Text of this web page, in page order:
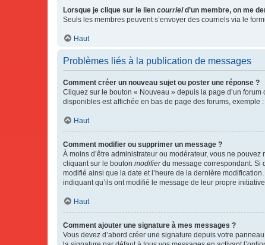
Lorsque je clique sur le lien courrield’un membre, on me
Seuls les membres peuvent s’envoyer des courriels via le
Haut
Problèmes liés à la publication de messages
Comment créer un nouveau sujet ou poster une réponse ?
Cliquez sur le bouton « Nouveau » depuis la page d’un
disponibles est affichée en bas de page des forums, exemple :
Haut
Comment modifier ou supprimer un message ?
À moins d’être administrateur ou modérateur, vous ne
cliquant sur le bouton modifierdu message correspondant. Si
modifié ainsi que la date et l’heure de la dernière
indiquant qu’ils ont modifié le message de leur propre
Haut
Comment ajouter une signature à mes messages ?
Vous devez d’abord créer une signature depuis votre